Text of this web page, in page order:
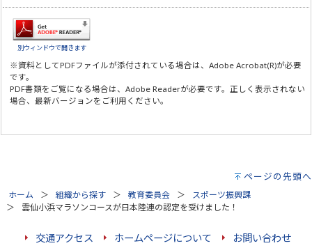
別ウィンドウで開きます
※資料としてPDFファイルが添付されている場合は、Adobe Acrobat(R)が必要
です。
PDF書類をご覧になる場合は、Adobe Readerが必要です。正しく表示されない
場合、最新バージョンをご利用ください。
ページの先頭へ
ホーム 組織から探す 教育委員会
スポーツ振興課
雲仙小浜マラソンコースが日本陸連の認定を受けました！
交通アクセス ホームページについて
お問い合わせ